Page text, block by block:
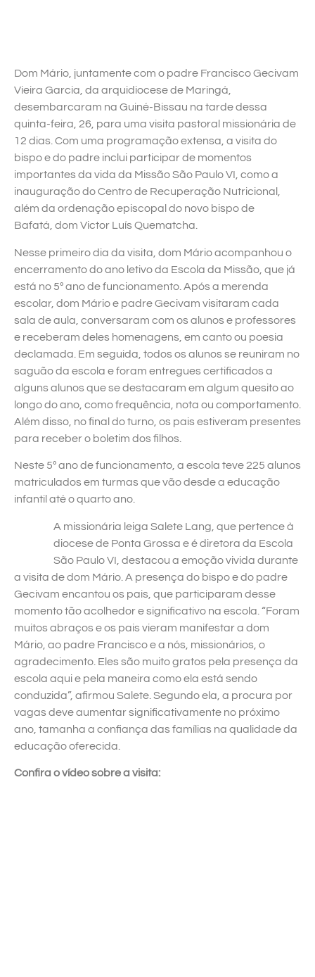
Dom Mário, juntamente com o padre Francisco Gecivam
Vieira Garcia, da arquidiocese de Maringá,
desembarcaram na Guiné-Bissau na tarde dessa
quinta-feira, 26, para uma visita pastoral missionária de
12 dias. Com uma programação extensa, a visita do
bispo e do padre inclui participar de momentos
importantes da vida da Missão São Paulo VI, como a
inauguração do Centro de Recuperação Nutricional,
além da ordenação episcopal do novo bispo de
Bafatá, dom Victor Luís Quematcha.
Nesse primeiro dia da visita, dom Mário acompanhou o
encerramento do ano letivo da Escola da Missão, que já
está no 5º ano de funcionamento. Após a merenda
escolar, dom Mário e padre Gecivam visitaram cada
sala de aula, conversaram com os alunos e professores
e receberam deles homenagens, em canto ou poesia
declamada. Em seguida, todos os alunos se reuniram no
saguão da escola e foram entregues certificados a
alguns alunos que se destacaram em algum quesito ao
longo do ano, como frequência, nota ou comportamento.
Além disso, no final do turno, os pais estiveram presentes
para receber o boletim dos filhos.
Neste 5º ano de funcionamento, a escola teve 225 alunos
matriculados em turmas que vão desde a educação
infantil até o quarto ano.
A missionária leiga Salete Lang, que pertence à
diocese de Ponta Grossa e é diretora da Escola
São Paulo VI, destacou a emoção vivida durante
a visita de dom Mário. A presença do bispo e do padre
Gecivam encantou os pais, que participaram desse
momento tão acolhedor e significativo na escola. “Foram
muitos abraços e os pais vieram manifestar a dom
Mário, ao padre Francisco e a nós, missionários, o
agradecimento. Eles são muito gratos pela presença da
escola aqui e pela maneira como ela está sendo
conduzida”, afirmou Salete. Segundo ela, a procura por
vagas deve aumentar significativamente no próximo
ano, tamanha a confiança das famílias na qualidade da
educação oferecida.
Confira o vídeo sobre a visita: